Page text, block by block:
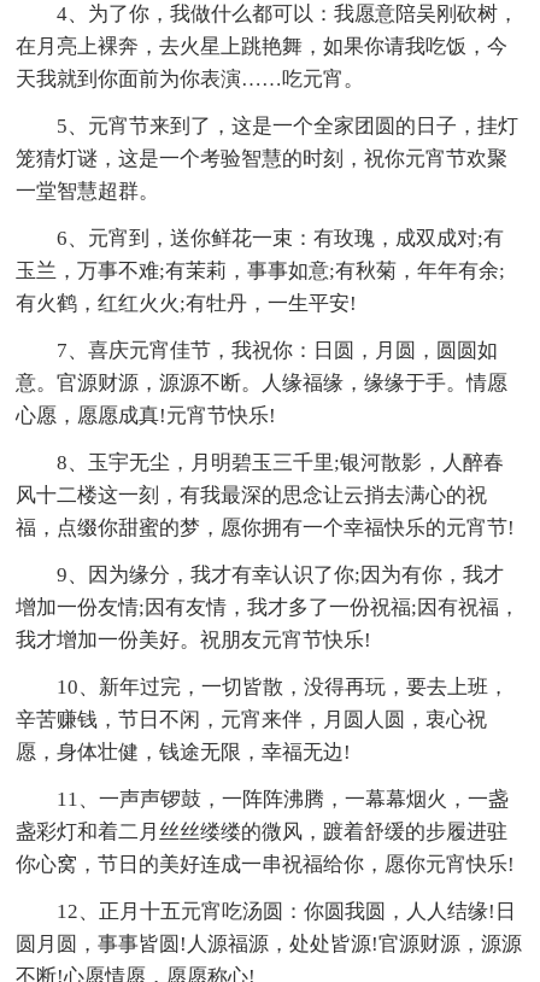
4、为了你，我做什么都可以：我愿意陪吴刚砍树，
在月亮上裸奔，去火星上跳艳舞，如果你请我吃饭，今
天我就到你面前为你表演……吃元宵。
5、元宵节来到了，这是一个全家团圆的日子，挂灯
笼猜灯谜，这是一个考验智慧的时刻，祝你元宵节欢聚
一堂智慧超群。
6、元宵到，送你鲜花一束：有玫瑰，成双成对;有
玉兰，万事不难;有茉莉，事事如意;有秋菊，年年有余;
有火鹤，红红火火;有牡丹，一生平安!
7、喜庆元宵佳节，我祝你：日圆，月圆，圆圆如
意。官源财源，源源不断。人缘福缘，缘缘于手。情愿
心愿，愿愿成真!元宵节快乐!
8、玉宇无尘，月明碧玉三千里;银河散影，人醉春
风十二楼这一刻，有我最深的思念让云捎去满心的祝
福，点缀你甜蜜的梦，愿你拥有一个幸福快乐的元宵节!
9、因为缘分，我才有幸认识了你;因为有你，我才
增加一份友情;因有友情，我才多了一份祝福;因有祝福，
我才增加一份美好。祝朋友元宵节快乐!
10、新年过完，一切皆散，没得再玩，要去上班，
辛苦赚钱，节日不闲，元宵来伴，月圆人圆，衷心祝
愿，身体壮健，钱途无限，幸福无边!
11、一声声锣鼓，一阵阵沸腾，一幕幕烟火，一盏
盏彩灯和着二月丝丝缕缕的微风，踱着舒缓的步履进驻
你心窝，节日的美好连成一串祝福给你，愿你元宵快乐!
12、正月十五元宵吃汤圆：你圆我圆，人人结缘!日
圆月圆，事事皆圆!人源福源，处处皆源!官源财源，源源
不断!心愿情愿，愿愿称心!